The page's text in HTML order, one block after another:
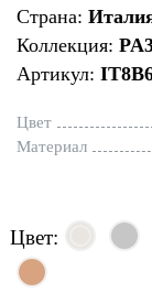
Страна:
Коллекция:
Артикул:
Цвет
Материал
Цвет: